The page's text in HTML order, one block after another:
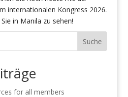
internationalen Kongress 2026.
in Manila zu sehen!
Suche
for all members